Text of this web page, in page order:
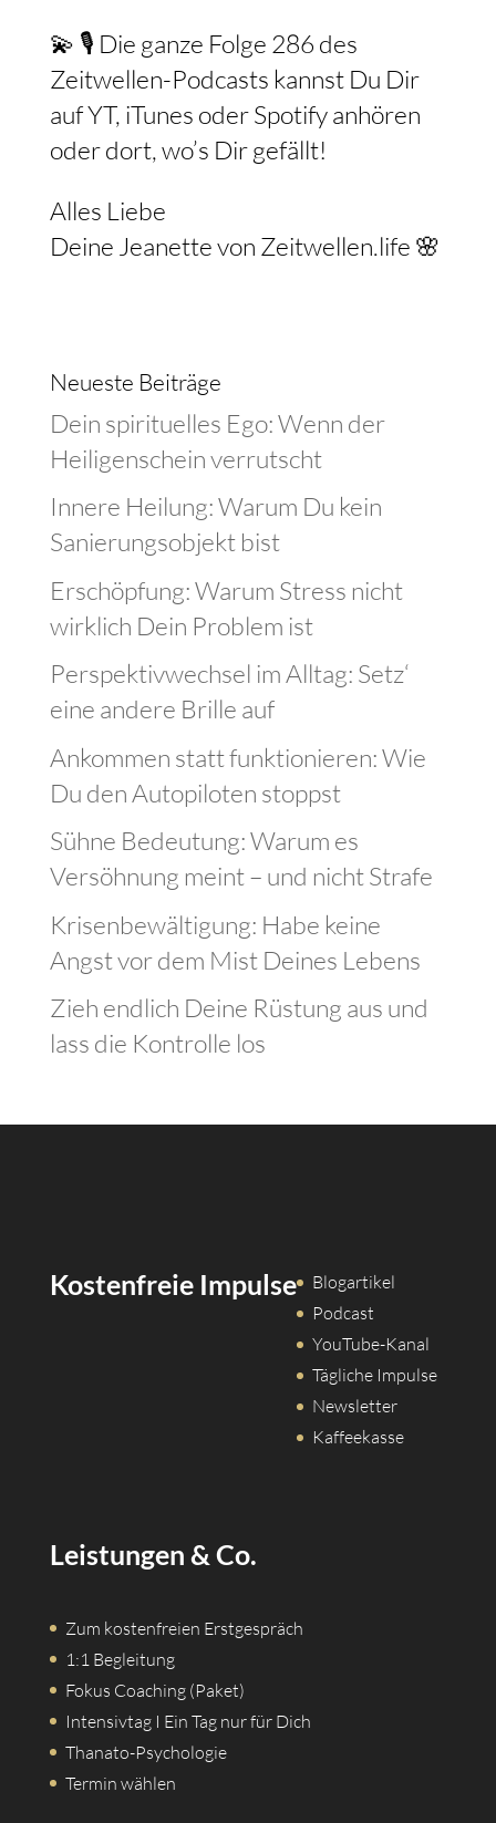
💫 🎙️ Die ganze Folge 286 des
Zeitwellen-Podcasts kannst Du Dir
auf YT, iTunes oder Spotify anhören
oder dort, wo’s Dir gefällt!
Alles Liebe
Deine Jeanette von Zeitwellen.life 🌸
Neueste Beiträge
Dein spirituelles Ego: Wenn der
Heiligenschein verrutscht
Innere Heilung: Warum Du kein
Sanierungsobjekt bist
Erschöpfung: Warum Stress nicht
wirklich Dein Problem ist
Perspektivwechsel im Alltag: Setz‘
eine andere Brille auf
Ankommen statt funktionieren: Wie
Du den Autopiloten stoppst
Sühne Bedeutung: Warum es
Versöhnung meint – und nicht Strafe
Krisenbewältigung: Habe keine
Angst vor dem Mist Deines Lebens
Zieh endlich Deine Rüstung aus und
lass die Kontrolle los
Kostenfreie Impulse
Blogartikel
Podcast
YouTube-Kanal
Tägliche Impulse
Newsletter
Kaffeekasse
Leistungen & Co.
Zum kostenfreien Erstgespräch
1:1 Begleitung
Fokus Coaching (Paket)
Intensivtag I Ein Tag nur für Dich
Thanato-Psychologie
Termin wählen